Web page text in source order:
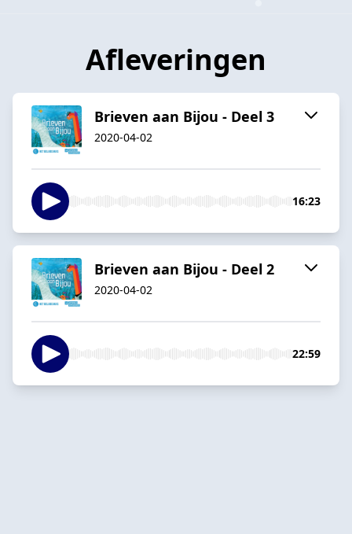
Afleveringen
Brieven aan Bijou - Deel 3
2020-04-02
16:23
Brieven aan Bijou - Deel 2
2020-04-02
22:59